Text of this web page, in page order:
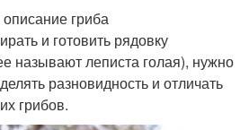
гриба
и готовить рядовку
называют леписта голая), нужно
разновидность и отличать
грибов.